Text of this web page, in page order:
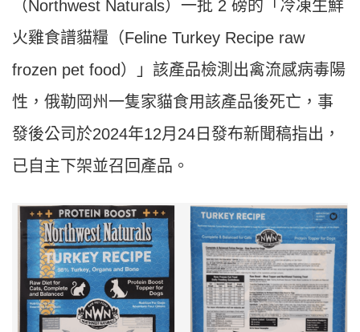
（Northwest Naturals）一批 2 磅的「冷凍生鮮
火雞食譜貓糧（Feline Turkey Recipe raw
frozen pet food）」該產品檢測出禽流感病毒陽
性，俄勒岡州一隻家貓食用該產品後死亡，事
發後公司於2024年12月24日發布新聞稿指出，
已自主下架並召回產品。